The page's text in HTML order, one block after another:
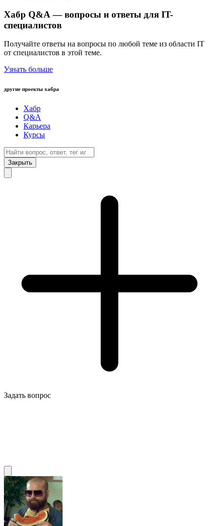
Хабр Q&A — вопросы и ответы для IT-
специалистов
Получайте ответы на вопросы по любой теме из области IT
от специалистов в этой теме.
Узнать больше
другие проекты хабра
Хабр
Q&A
Карьера
Курсы
Закрыть
Задать вопрос